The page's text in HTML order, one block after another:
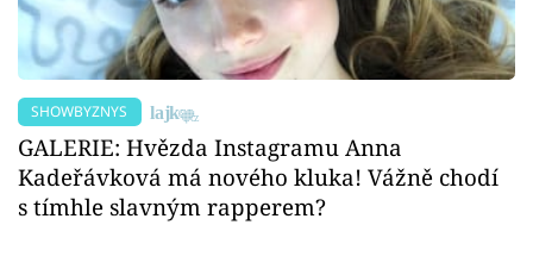
SHOWBYZNYS
GALERIE: Hvězda Instagramu Anna
Kadeřávková má nového kluka! Vážně chodí
s tímhle slavným rapperem?